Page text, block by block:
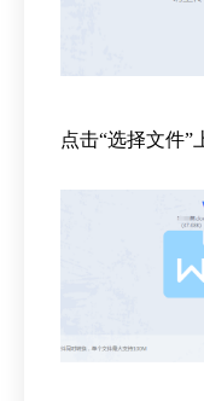
点击“选择文件”